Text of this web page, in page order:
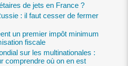
de jets en France ?
: il faut cesser de fermer
un premier impôt minimum
fiscale
sur les multinationales :
comprendre où on en est